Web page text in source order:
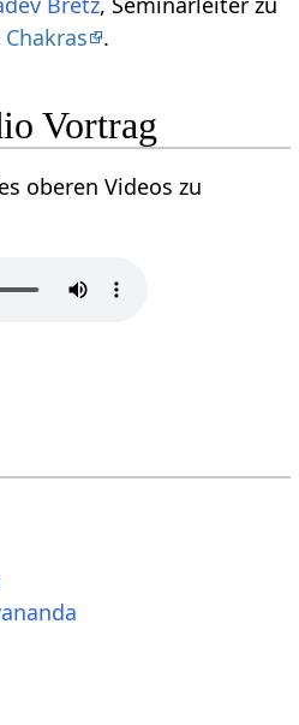
Chakras .
Vortrag
oberen Videos zu